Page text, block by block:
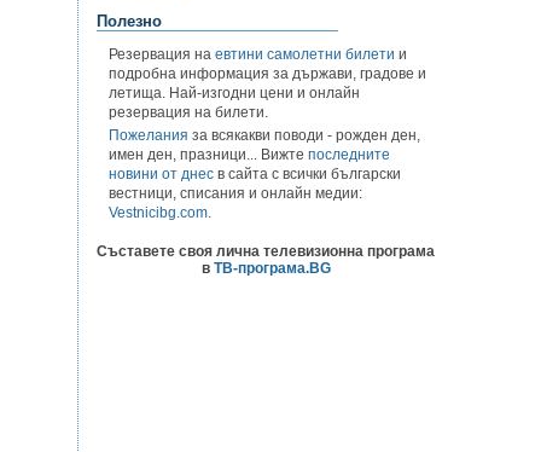
Полезно
Резервация на евтини самолетни билети и
подробна информация за държави, градове и
летища. Най-изгодни цени и онлайн
резервация на билети.
Пожелания за всякакви поводи - рожден ден,
имен ден, празници... Вижте последните
новини от днес в сайта с всички български
вестници, списания и онлайн медии:
Vestnicibg.com.
Съставете своя лична телевизионна програма
в ТВ-програма.BG